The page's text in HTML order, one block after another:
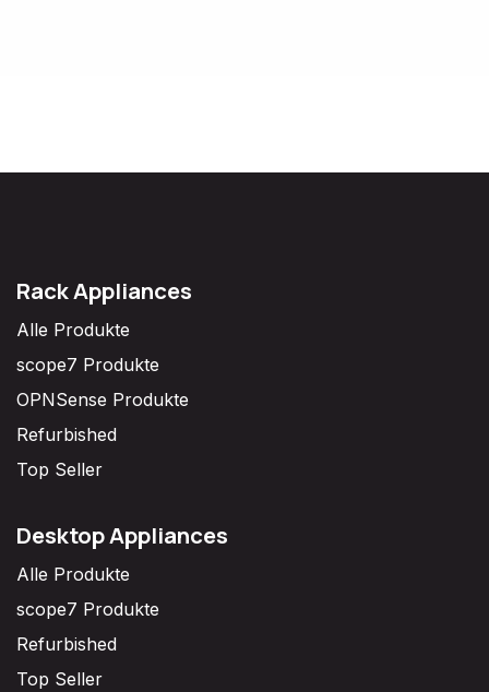
Rack Appliances
Alle Produkte
scope7 Produkte
OPNSense Produkte
Refurbished
Top Seller
Desktop Appliances
Alle Produkte
scope7 Produkte
Refurbished
Top Seller